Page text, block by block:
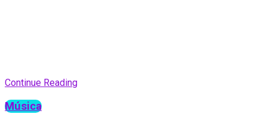
Continue Reading
Música